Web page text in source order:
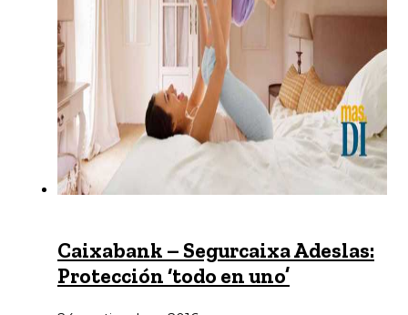
Caixabank – Segurcaixa Adeslas:
Protección ‘todo en uno’